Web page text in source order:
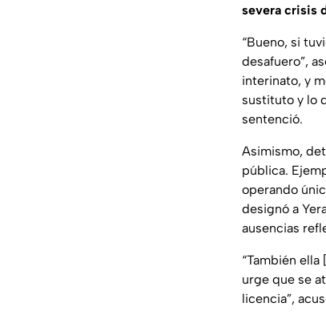
severa crisis
“Bueno, si
desafuero”,
interinato, y
sustituto y lo
sentenció.
Asimismo,
pública.
operando
designó a
ausencias
“También
urge que se
licencia”,